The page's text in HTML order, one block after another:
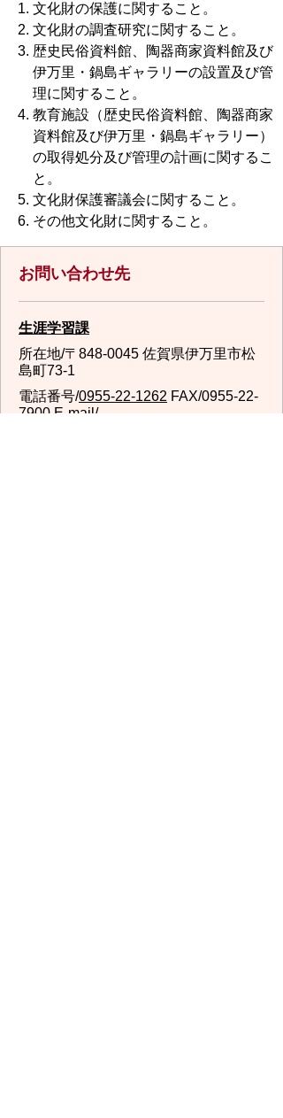
文化財の保護に関すること。
文化財の調査研究に関すること。
歴史民俗資料館、陶器商家資料館及び
伊万里・鍋島ギャラリーの設置及び管
理に関すること。
教育施設（歴史民俗資料館、陶器商家
資料館及び伊万里・鍋島ギャラリー）
の取得処分及び管理の計画に関するこ
と。
文化財保護審議会に関すること。
その他文化財に関すること。
お問い合わせ先
生涯学習課
所在地/〒848-0045 佐賀県伊万里市松
島町73-1
電話番号/0955-22-1262 FAX/0955-22-
7900 E-mail/